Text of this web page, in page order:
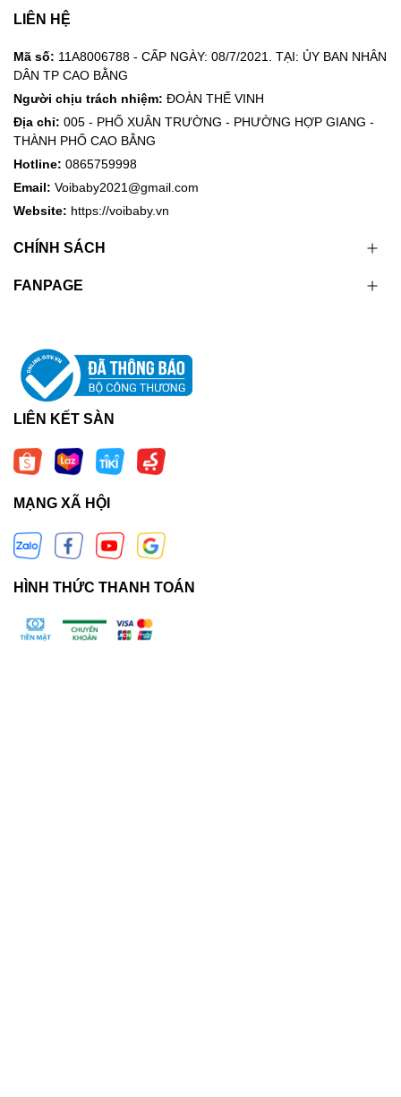
LIÊN HỆ
Mã số: 11A8006788 - CẤP NGÀY: 08/7/2021. TẠI: ỦY BAN NHÂN
DÂN TP CAO BẰNG
Người chịu trách nhiệm: ĐOÀN THẾ VINH
Địa chỉ: 005 - PHỐ XUÂN TRƯỜNG - PHƯỜNG HỢP GIANG -
THÀNH PHỐ CAO BẰNG
Hotline: 0865759998
Email: Voibaby2021@gmail.com
Website: https://voibaby.vn
CHÍNH SÁCH
FANPAGE
LIÊN KẾT SÀN
MẠNG XÃ HỘI
HÌNH THỨC THANH TOÁN